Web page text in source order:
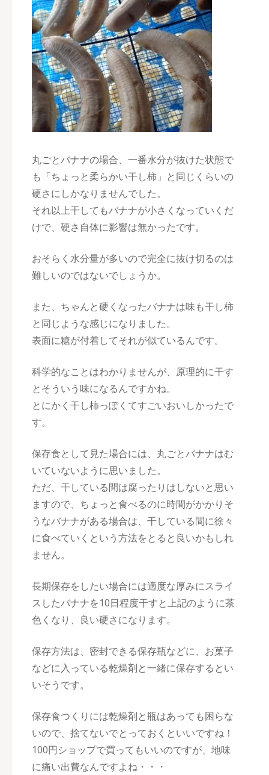
丸ごとバナナの場合、一番水分が抜けた状態で
も「ちょっと柔らかい干し柿」と同じくらいの
硬さにしかなりませんでした。
それ以上干してもバナナが小さくなっていくだ
けで、硬さ自体に影響は無かったです。
おそらく水分量が多いので完全に抜け切るのは
難しいのではないでしょうか。
また、ちゃんと硬くなったバナナは味も干し柿
と同じような感じになりました。
表面に糖が付着してそれが似ているんです。
科学的なことはわかりませんが、原理的に干す
とそういう味になるんですかね。
とにかく干し柿っぽくてすごいおいしかったで
す。
保存食として見た場合には、丸ごとバナナはむ
いていないように思いました。
ただ、干している間は腐ったりはしないと思い
ますので、ちょっと食べるのに時間がかかりそ
うなバナナがある場合は、干している間に徐々
に食べていくという方法をとると良いかもしれ
ません。
長期保存をしたい場合には適度な厚みにスライ
スしたバナナを10日程度干すと上記のように茶
色くなり、良い硬さになります。
保存方法は、密封できる保存瓶などに、お菓子
などに入っている乾燥剤と一緒に保存するとい
いそうです。
保存食つくりには乾燥剤と瓶はあっても困らな
いので、捨てないでとっておくといいですね！
100円ショップで買ってもいいのですが、地味
に痛い出費なんですよね・・・